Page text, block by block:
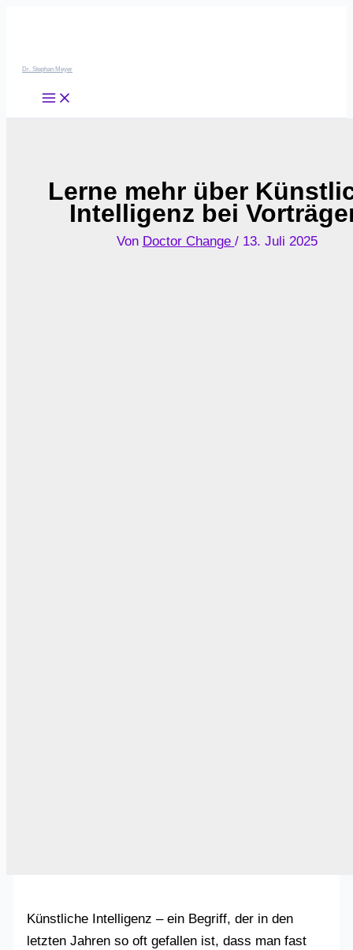
Dr. Stephan Meyer
Lerne mehr über
Intelligenz bei
Von Doctor Change / 13. Juli 2025
Künstliche Intelligenz – ein Begriff, der in den
letzten Jahren so oft gefallen ist, dass man fast